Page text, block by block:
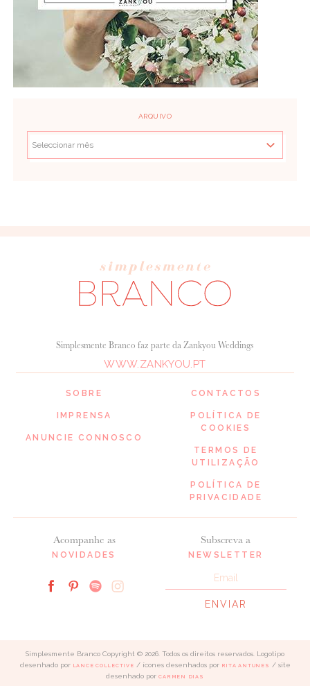
ARQUIVO
SOBRE
IMPRENSA
ANUNCIE CONNOSCO
Acompanhe as
NOVIDADES
Simplesmente Branco faz parte da Zankyou Weddings
WWW.ZANKYOU.PT
Subscreva a
NEWSLETTER
CONTACTOS
POLÍTICA DE
COOKIES
TERMOS DE
UTILIZAÇÃO
POLÍTICA DE
PRIVACIDADE
Simplesmente Branco Copyright © 2026. Todos os direitos reservados. Logotipo
desenhado por LANCE COLLECTIVE / ícones desenhados por RITA ANTUNES
/ site
desenhado porCARMEN DIAS